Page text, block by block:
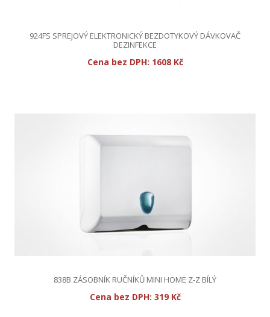
924FS SPREJOVÝ ELEKTRONICKÝ BEZDOTYKOVÝ DÁVKOVAČ
DEZINFEKCE
Cena bez DPH: 1608 Kč
838B ZÁSOBNÍK RUČNÍKŮ MINI HOME Z-Z BÍLÝ
Cena bez DPH: 319 Kč